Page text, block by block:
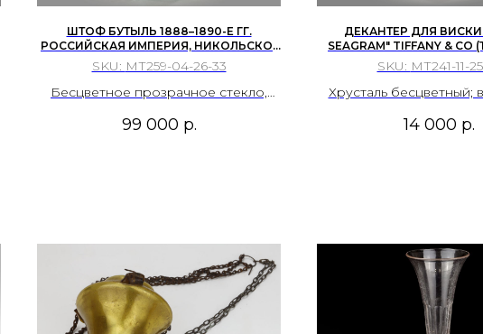
ШТОФ БУТЫЛЬ 1888–1890-Е ГГ.
РОССИЙСКАЯ ИМПЕРИЯ, НИКОЛЬСКО-
БАХМЕТЕВСКИЙ СТЕКОЛЬНЫЙ ЗАВОД
ДЛЯ ВОДКИ
SKU: МТ259-04-26-33
Бесцветное прозрачное стекло,
рельефное прессование, ручное
99 000 р.
ДЕКАНТЕР ДЛЯ ВИСКИ
SEAGRAM" TIFFANY &
СОЕДИНЕННЫЕ ШТАТЫ
SKU: МТ241-11-
Хрусталь бесцветный;
14 000 р.